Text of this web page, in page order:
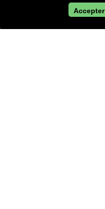
communes
Wallonie
Accepter